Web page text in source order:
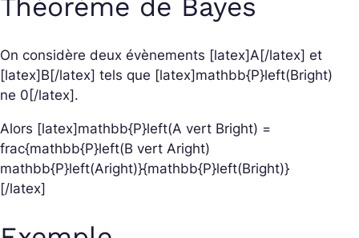
Théorème de Bayes
On considère deux évènements [latex]A[/latex] et
[latex]B[/latex] tels que [latex]mathbb{P}left(Bright)
ne 0[/latex].
Alors [latex]mathbb{P}left(A vert Bright) =
frac{mathbb{P}left(B vert Aright)
mathbb{P}left(Aright)}{mathbb{P}left(Bright)}
[/latex]